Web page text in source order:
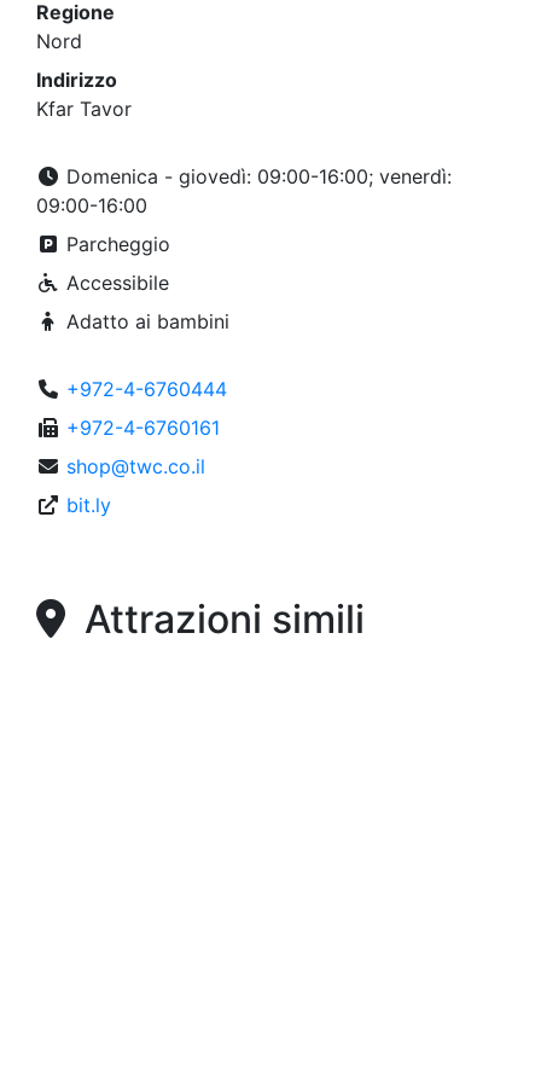
Regione
Nord
Indirizzo
Kfar Tavor
Domenica - giovedì: 09:00-16:00; venerdì:
09:00-16:00
Parcheggio
Accessibile
Adatto ai bambini
+972-4-6760444
+972-4-6760161
shop@twc.co.il
bit.ly
Attrazioni simili